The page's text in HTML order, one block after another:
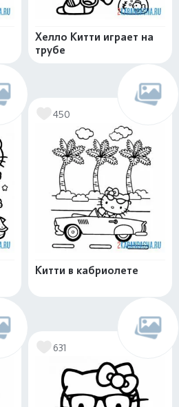
Хелло Китти играет на
трубе
450
Китти в кабриолете
631